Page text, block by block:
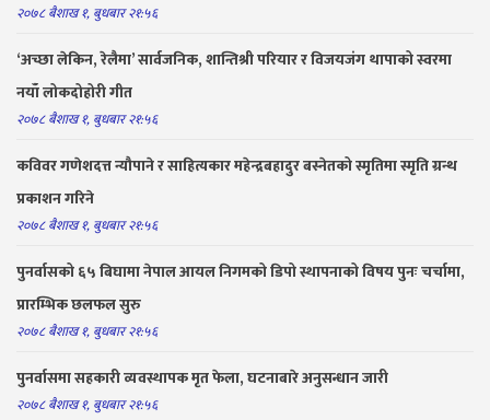
२०७८ बैशाख १, बुधबार २१:५६
‘अच्छा लेकिन, रेलैमा’ सार्वजनिक, शान्तिश्री परियार र विजयजंग थापाको स्वरमा
नयाँ लोकदोहोरी गीत
२०७८ बैशाख १, बुधबार २१:५६
कविवर गणेशदत्त न्यौपाने र साहित्यकार महेन्द्रबहादुर बस्नेतको स्मृतिमा स्मृति ग्रन्थ
प्रकाशन गरिने
२०७८ बैशाख १, बुधबार २१:५६
पुनर्वासको ६५ बिघामा नेपाल आयल निगमको डिपो स्थापनाको विषय पुनः चर्चामा,
प्रारम्भिक छलफल सुरु
२०७८ बैशाख १, बुधबार २१:५६
पुनर्वासमा सहकारी व्यवस्थापक मृत फेला, घटनाबारे अनुसन्धान जारी
२०७८ बैशाख १, बुधबार २१:५६